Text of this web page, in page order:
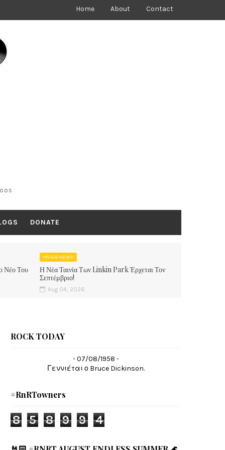
Home About Contact
DONATE
Νέο Του
MUSIC NEWS
Η Νέα Ταινία Των Linkin Park Έρχεται Τον
Σεπτέμβριο!
Aug 04, 2026
ROCK TODAY
- 07/08/1958 -
Γεννιέται ο Bruce Dickinson.
#RnRTowners
8 5 8 9 9 4